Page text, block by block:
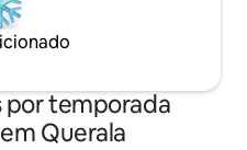
por temporada
Querala